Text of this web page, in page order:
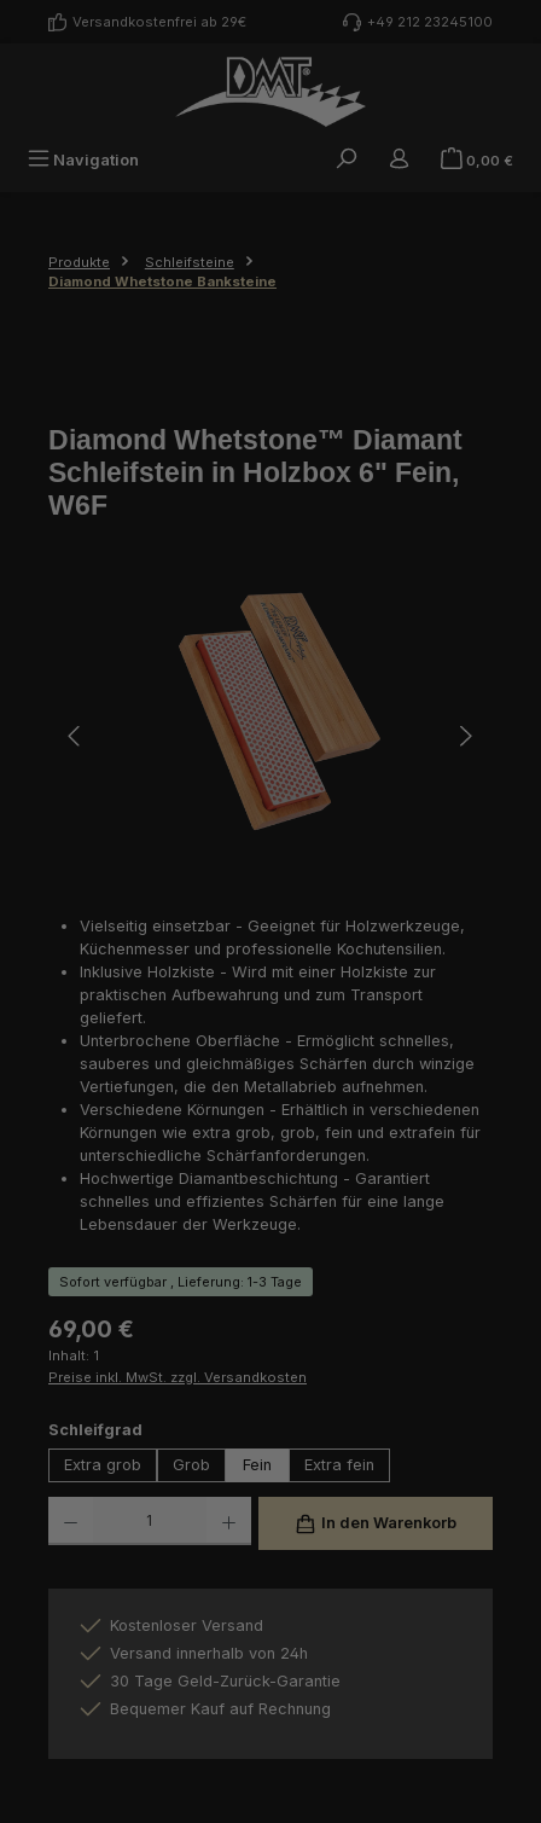
Zum Hauptinhalt springen
Versandkostenfrei ab 29€ +49 212 23245100
Navigation 0,00 €
Produkte
Schleifsteine
Diamond Whetstone Banksteine
Diamond Whetstone™ Diamant
Schleifstein in Holzbox 6" Fein,
W6F
Vielseitig einsetzbar - Geeignet für Holzwerkzeuge,
Küchenmesser und professionelle Kochutensilien.
Inklusive Holzkiste - Wird mit einer Holzkiste zur
praktischen Aufbewahrung und zum Transport
geliefert.
Unterbrochene Oberfläche - Ermöglicht schnelles,
sauberes und gleichmäßiges Schärfen durch winzige
Vertiefungen, die den Metallabrieb aufnehmen.
Verschiedene Körnungen - Erhältlich in verschiedenen
Körnungen wie extra grob, grob, fein und extrafein für
unterschiedliche Schärfanforderungen.
Hochwertige Diamantbeschichtung - Garantiert
schnelles und effizientes Schärfen für eine lange
Lebensdauer der Werkzeuge.
Sofort verfügbar , Lieferung: 1-3 Tage
Regulärer Preis:
69,00 €
Inhalt: 1
Preise inkl. MwSt. zzgl. Versandkosten
Schleifgrad
Extra grob
Grob Fein Extra fein
In den Warenkorb
Kostenloser Versand
Versand innerhalb von 24h
30 Tage Geld-Zurück-Garantie
Bequemer Kauf auf Rechnung